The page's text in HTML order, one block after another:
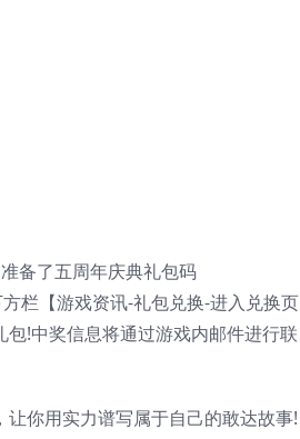
备了五周年庆典礼包码
栏【游戏资讯-礼包兑换-进入兑换页
!中奖信息将通过游戏内邮件进行联
你用实力谱写属于自己的敢达故事!